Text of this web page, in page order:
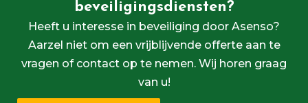
beveiligingsdiensten?
Heeft u interesse in beveiliging door Asenso?
Aarzel niet om een vrijblijvende offerte aan te
vragen of contact op te nemen. Wij horen graag
van u!